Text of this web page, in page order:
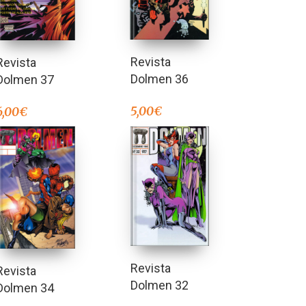
37
€
Revista
Dolmen 36
5,00€
34
Revista
Dolmen 32